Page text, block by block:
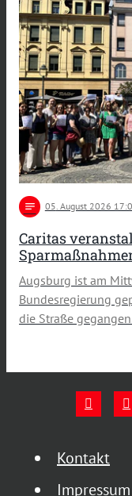
notes 05. August 2026
Caritas
Augsburg ist am
Bundesregierung
die Straße
Kontakt
Impressum